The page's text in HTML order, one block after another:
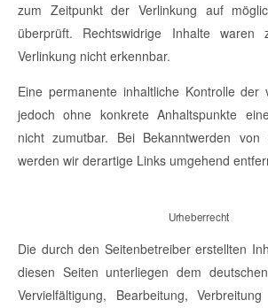
zum Zeitpunkt der Verlinkung auf
überprüft. Rechtswidrige Inhalte waren
Verlinkung nicht erkennbar.
Eine permanente inhaltliche Kontrolle der
jedoch ohne konkrete Anhaltspunkte
nicht zumutbar. Bei Bekanntwerden von
werden wir derartige Links umgehend
Urheberrecht
Die durch den Seitenbetreiber erstellten
diesen Seiten unterliegen dem
Vervielfältigung, Bearbeitung,